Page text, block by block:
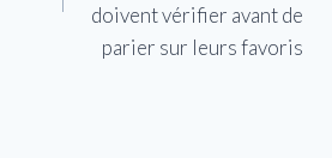
doivent vérifier avant de
parier sur leurs favoris